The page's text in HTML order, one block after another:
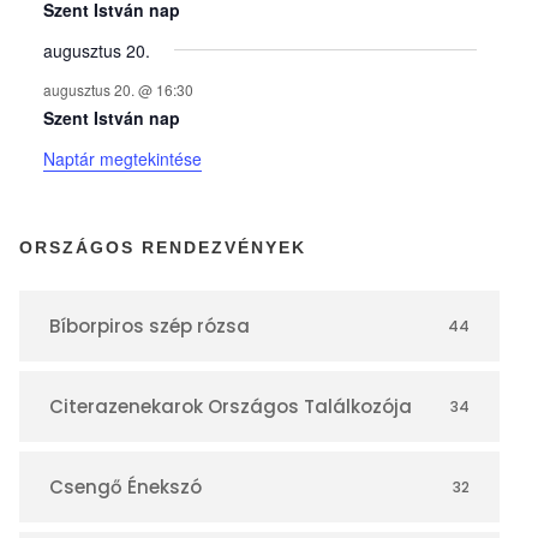
y
e
k
n
a
á
Szent István nap
augusztus 20.
augusztus 20. @ 16:30
Szent István nap
Naptár megtekintése
ORSZÁGOS RENDEZVÉNYEK
Bíborpiros szép rózsa 44
Citerazenekarok Országos Találkozója 34
Csengő Énekszó 32